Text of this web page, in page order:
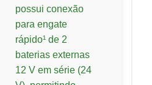
possui conexão
para engate
rápido¹ de 2
baterias externas
12 V em série (24